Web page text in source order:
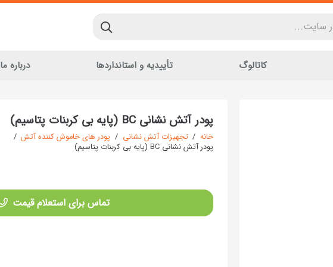
کاتالوگ تأییدیه و استانداردها درباره ما
پودر آتش نشانی BC (پایه بی کربنات پتاسیم)
خانه / تجهیزات آتش نشانی / پودر های خاموش کننده آتش /
پودر آتش نشانی BC (پایه بی کربنات پتاسیم)
تماس برای استعلام قیمت